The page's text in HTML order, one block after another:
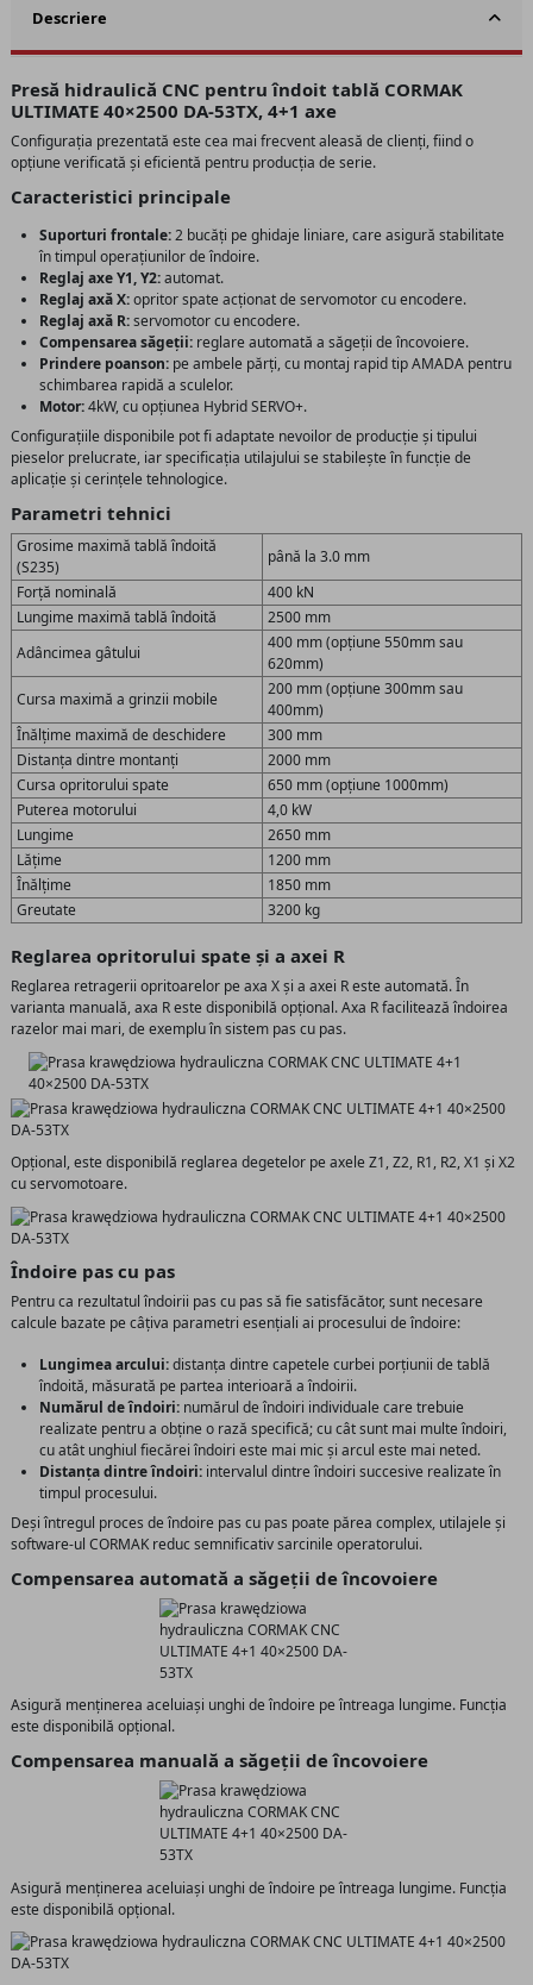
Descriere
Presă hidraulică CNC pentru îndoit tablă CORMAK
ULTIMATE 40×2500 DA-53TX, 4+1 axe
Configurația prezentată este cea mai frecvent aleasă de clienți, fiind o
opțiune verificată și eficientă pentru producția de serie.
Caracteristici principale
Suporturi frontale:2 bucăți pe ghidaje liniare, care asigură stabilitate
în timpul operațiunilor de îndoire.
Reglaj axe Y1, Y2:automat.
Reglaj axă X:opritor spate acționat de servomotor cu encodere.
Reglaj axă R:servomotor cu encodere.
Compensarea săgeții: reglare automată a săgeții de încovoiere.
Prindere poanson: pe ambele părți, cu montaj rapid tip AMADA pentru
schimbarea rapidă a sculelor.
Motor:4kW, cu opțiunea Hybrid SERVO+.
Configurațiile disponibile pot fi adaptate nevoilor de producție și tipului
pieselor prelucrate, iar specificația utilajului se stabilește în funcție de
aplicație și cerințele tehnologice.
Parametri tehnici
Grosime maximă tablă îndoită
(S235)
până la 3.0 mm
Forță nominală
400 kN
Lungime maximă tablă îndoită
2500 mm
Adâncimea gâtului
400 mm (opțiune 550mm sau
620mm)
Cursa maximă a grinzii mobile
200 mm (opțiune 300mm sau
400mm)
Înălțime maximă de deschidere
300 mm
Distanța dintre montanți
2000 mm
Cursa opritorului spate
650 mm (opțiune 1000mm)
Puterea motorului
4,0 kW
Lungime
2650 mm
Lățime
1200 mm
Înălțime
1850 mm
Greutate
3200 kg
Reglarea opritorului spate și a axei R
Reglarea retragerii opritoarelor pe axa X și a axei R este automată. În
varianta manuală, axa R este disponibilă opțional. Axa R facilitează îndoirea
razelor mai mari, de exemplu în sistem pas cu pas.
Opțional, este disponibilă reglarea degetelor pe axele Z1, Z2, R1, R2, X1 și X2
cu servomotoare.
Îndoire pas cu pas
Pentru ca rezultatul îndoirii pas cu pas să fie satisfăcător, sunt necesare
calcule bazate pe câțiva parametri esențiali ai procesului de îndoire:
Lungimea arcului:distanța dintre capetele curbei porțiunii de tablă
îndoită, măsurată pe partea interioară a îndoirii.
Numărul de îndoiri: numărul de îndoiri individuale care trebuie
realizate pentru a obține o rază specifică; cu cât sunt mai multe îndoiri,
cu atât unghiul fiecărei îndoiri este mai mic și arcul este mai neted.
Distanța dintre îndoiri: intervalul dintre îndoiri succesive realizate în
timpul procesului.
Deși întregul proces de îndoire pas cu pas poate părea complex, utilajele și
software-ul CORMAK reduc semnificativ sarcinile operatorului.
Compensarea automată a săgeții de încovoiere
Asigură menținerea aceluiași unghi de îndoire pe întreaga lungime. Funcția
este disponibilă opțional.
Compensarea manuală a săgeții de încovoiere
Asigură menținerea aceluiași unghi de îndoire pe întreaga lungime. Funcția
este disponibilă opțional.